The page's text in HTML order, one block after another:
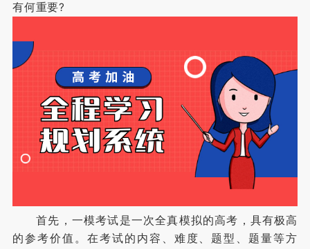
有何重要?
首先，一模考试是一次全真模拟的高考，具有极高
的参考价值。在考试的内容、难度、题型、题量等方